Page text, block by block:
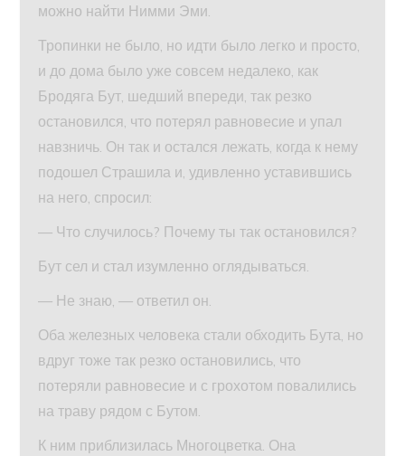
можно найти Нимми Эми.
Тропинки не было, но идти было легко и просто,
и до дома было уже совсем недалеко, как
Бродяга Бут, шедший впереди, так резко
остановился, что потерял равновесие и упал
навзничь. Он так и остался лежать, когда к нему
подошел Страшила и, удивленно уставившись
на него, спросил:
— Что случилось? Почему ты так остановился?
Бут сел и стал изумленно оглядываться.
— Не знаю, — ответил он.
Оба железных человека стали обходить Бута, но
вдруг тоже так резко остановились, что
потеряли равновесие и с грохотом повалились
на траву рядом с Бутом.
К ним приблизилась Многоцветка. Она